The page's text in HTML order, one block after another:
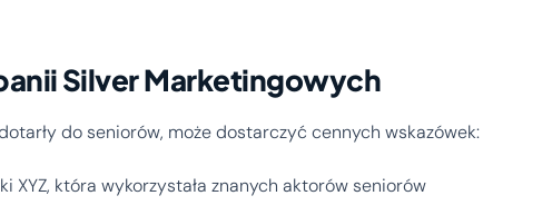
Silver Marketingowych
do seniorów, może dostarczyć cennych wskazówek:
XYZ, która wykorzystała znanych aktorów seniorów